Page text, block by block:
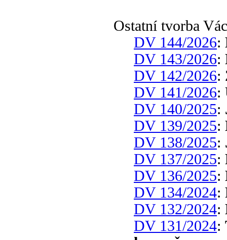
Ostatní tvorba
DV 144/2026:
DV 143/2026:
DV 142/2026:
DV 141/2026:
DV 140/2025:
DV 139/2025:
DV 138/2025:
DV 137/2025:
DV 136/2025:
DV 134/2024:
DV 132/2024:
DV 131/2024: